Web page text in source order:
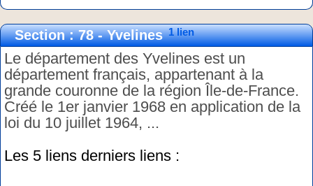
Section : 78 - Yvelines 1 lien
Le département des Yvelines est un
département français, appartenant à la
grande couronne de la région Île-de-France.
Créé le 1er janvier 1968 en application de la
loi du 10 juillet 1964, ...
Les 5 liens derniers liens :